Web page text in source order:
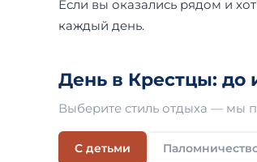
Если вы оказались рядом и
каждый день.
День в Крестцы: до
Выберите стиль отдыха — мы
С детьми